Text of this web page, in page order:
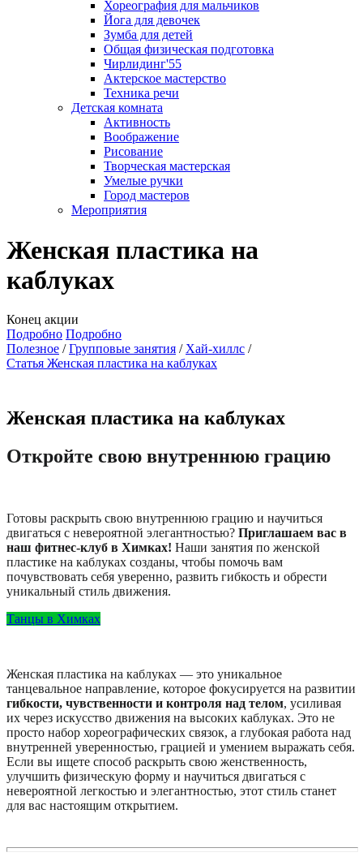
Хореография для мальчиков
Йога для девочек
Зумба для детей
Общая физическая подготовка
Чирлидинг'55
Актерское мастерство
Техника речи
Детская комната
Активность
Воображение
Рисование
Творческая мастерская
Умелые ручки
Город мастеров
Мероприятия
Женская пластика на
каблуках
Конец акции
Подробно Подробно
Полезное
Групповые занятия
Хай-хиллс
Статья Женская пластика на каблуках
Женская пластика на каблуках
Откройте свою внутреннюю грацию
Готовы раскрыть свою внутреннюю грацию и научиться
двигаться с невероятной элегантностью? Приглашаем вас в
наш фитнес-клуб в Химках! Наши занятия по женской
пластике на каблуках созданы, чтобы помочь вам
почувствовать себя уверенно, развить гибкость и обрести
уникальный стиль движения.
Танцы в Химках
Женская пластика на каблуках — это уникальное
танцевальное направление, которое фокусируется на развитии
гибкости, чувственности и контроля над телом, усиливая
их через искусство движения на высоких каблуках. Это не
просто набор хореографических связок, а глубокая работа над
внутренней уверенностью, грацией и умением выражать себя.
Если вы ищете способ раскрыть свою женственность,
улучшить физическую форму и научиться двигаться с
невероятной легкостью и элегантностью, этот стиль станет
для вас настоящим открытием.